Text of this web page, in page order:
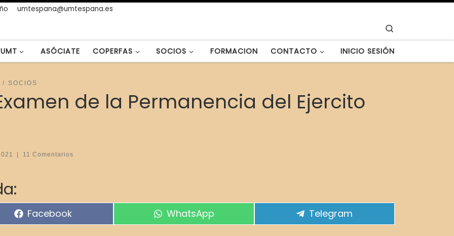
umtespana@umtespana.es
UMT ASÓCIATE COPERFAS SOCIOS FORMACION CONTACTO INICIO SESIÓN
SOCIOS
de la Permanencia del Ejercito
11 Comentarios
Compartir en
Facebook Compartir en
WhatsApp Compartir en
Telegram